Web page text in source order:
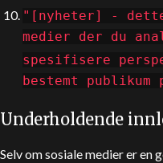
"[nyheter] -
medier der du
spesifisere
bestemt publikum
Underholdende
Selv om sosiale medier er